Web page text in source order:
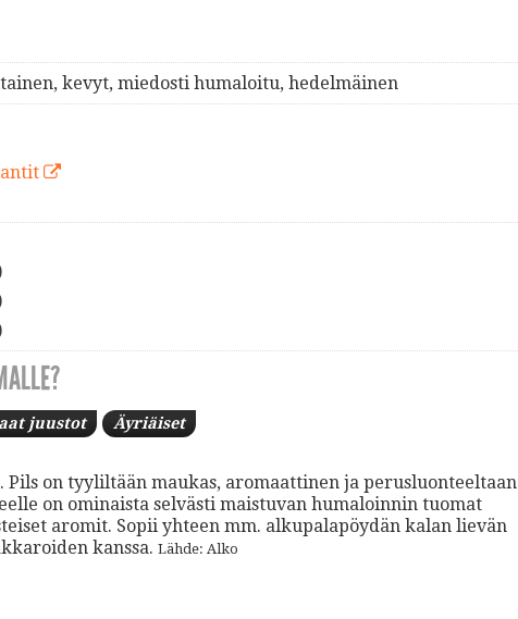
kevyt, miedosti humaloitu, hedelmäinen
juustot Äyriäiset
Pils on tyyliltään maukas, aromaattinen ja perusluonteeltaan
on ominaista selvästi maistuvan humaloinnin tuomat
aromit. Sopii yhteen mm. alkupalapöydän kalan lievän
kanssa. Lähde: Alko